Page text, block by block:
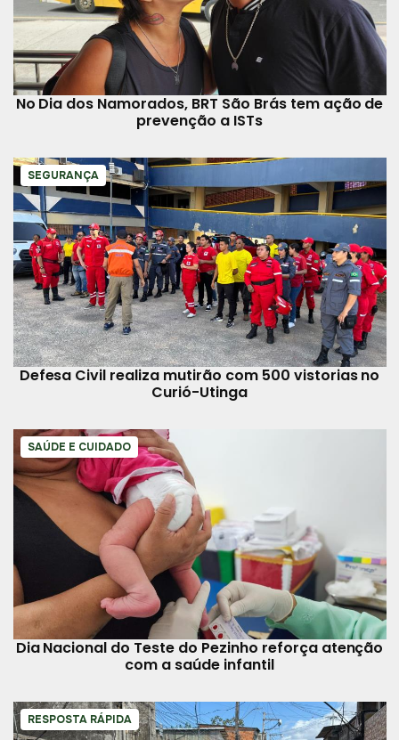
No Dia dos Namorados, BRT São Brás tem ação de
prevenção a ISTs
SEGURANÇA
Defesa Civil realiza mutirão com 500 vistorias no
Curió-Utinga
SAÚDE E CUIDADO
Dia Nacional do Teste do Pezinho reforça atenção
com a saúde infantil
RESPOSTA RÁPIDA